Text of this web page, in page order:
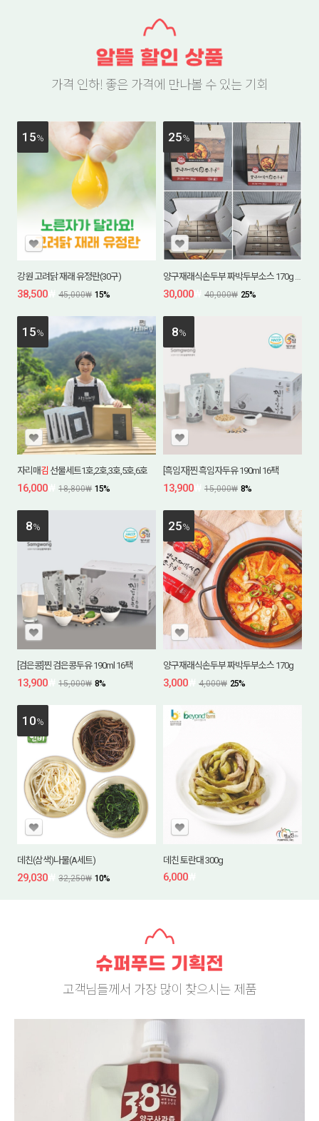
가격 인하! 좋은 가격에 만나볼 수 있는 기회
15%
강원 고려닭 재래 유정란(30구)
38,500 45,000₩ 15%
25%
30,000 40,000₩ 25%
15%
자리매김 선물세트1호,2호,3호,5호,6호
16,000 18,800₩ 15%
8%
[흑임자]찐 흑임자두유 190ml 16팩
13,900 15,000₩ 8%
8%
[검은콩]찐 검은콩두유 190ml 16팩
13,900 15,000₩ 8%
25%
양구재래식손두부 짜박두부소스 170g
3,000 4,000₩ 25%
10%
데친(삼색)나물(A세트)
29,030 32,250₩ 10%
데친 토란대 300g
6,000
고객님들께서 가장 많이 찾으시는 제품